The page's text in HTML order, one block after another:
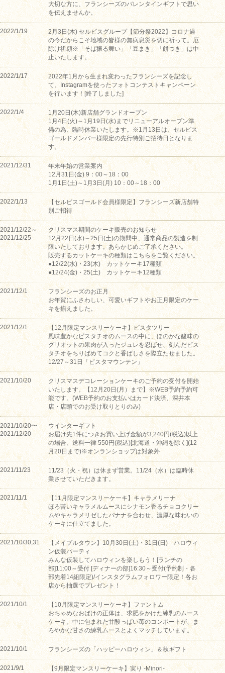
大切な方に、フランシーズのバレンタインギフトで思い
を伝えませんか。
2022/1/19
2月3日(木) セルビスグループ【節分祭2022】コロナ過
の今だからこそ地域の皆様の無病息災を切に祈って。厄
除け祈願※「そば振る舞い」「豆まき」「餅つき」は中
止いたします。
2022/1/17
2022年1月から生まれ変わったフランシーズを記念し
て、Instagramを使ったフォトコンテストキャンペーン
を行います！[終了しました]
2022/1/4
1月20日(木)新店舗グランドオープン
1月4日(火)～1月19日(水)までリニューアルオープン準
備の為、臨時休業いたします。※1月13日は、セルビス
ゴールドメンバー様限定の先行特別ご招待日となりま
す。
2021/12/31
年末年始の営業案内
12月31日(金) 9：00～18：00
1月1日(土)～1月3日(月) 10：00～18：00
2022/1/13
【セルビスゴールド会員様限定】フランシーズ新店舗特
別ご招待
2021/12/22～
2021/12/25
クリスマス期間のケーキ販売のお知らせ
12月22日(水)～25日(土)の期間中、通常商品の製造を制
限いたしております。あらかじめご了承ください。
販売するカットケーキの種類はこちらをご覧ください。
●12/22(水)・23(木) カットケーキ17種類
●12/24(金)・25(土) カットケーキ12種類
2021/12/1
フランシーズのお正月
お年賀にふさわしい、可愛いギフトやお正月限定のケー
キを揃えました。
2021/12/1
【12月限定マンスリーケーキ】ピスタツリー
風味豊かなピスタチオのムースの中に、ほのかな酸味の
グリオットの果肉が入ったジュレを忍ばせ、刻んだピス
タチオをちりばめてコクと香ばしさを際立たせました。
12/27～31日「ピスタマウンテン」
2021/10/20
クリスマスデコレーションケーキのご予約の受付を開始
いたします。【12月20日(月）まで】※WEB予約予約可
能です。(WEB予約のお支払いはカード決済、深井本
店・店頭でのお受け取りとりのみ)
2021/10/20〜
2021/12/20
ウインターギフト
お届け先1件につきお買い上げ金額が3,240円(税込)以上
の場合、送料一律 550円(税込)[北海道・沖縄を除く](12
月20日まで)※オンランショップは対象外
2021/11/23
11/23（火・祝）は休まず営業。11/24（水）は臨時休
業させていただきます。
2021/11/1
【11月限定マンスリーケーキ】キャラメリーナ
ほろ苦いキャラメルムースにシナモン香るチョコクリー
ムやキャラメリゼしたバナナを合わせ、濃厚な味わいの
ケーキに仕立てました。
2021/10/30,31
【メイプルタウン】10月30日(土)・31日(日) ハロウィ
ン仮装パーティ
みんな仮装してハロウィンを楽しもう！[ランチの
部]11:00～受付 [ディナーの部]16:30～受付(予約制・各
部先着14組限定)/インスタグラムフォロワー限定！各お
店から抽選でプレゼント！
2021/10/1
【10月限定マンスリーケーキ】ファントム
おちゃめなおばけの正体は、求肥をかけた練乳のムース
ケーキ。中に包まれた甘酸っぱい苺のコンポートが、ま
ろやかな甘さの練乳ムースとよくマッチしています。
2021/10/1 フランシーズの「ハッピーハロウィン」＆秋ギフト
2021/9/1
【9月限定マンスリーケーキ】実り -Minori-